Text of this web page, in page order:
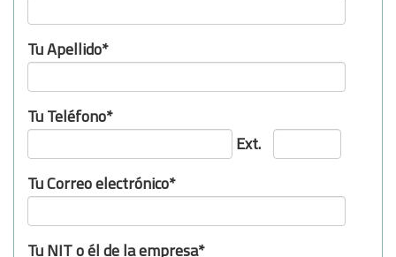
Tu Apellido*
Tu Teléfono*
Ext.
Tu Correo electrónico*
Tu NIT o él de la empresa*